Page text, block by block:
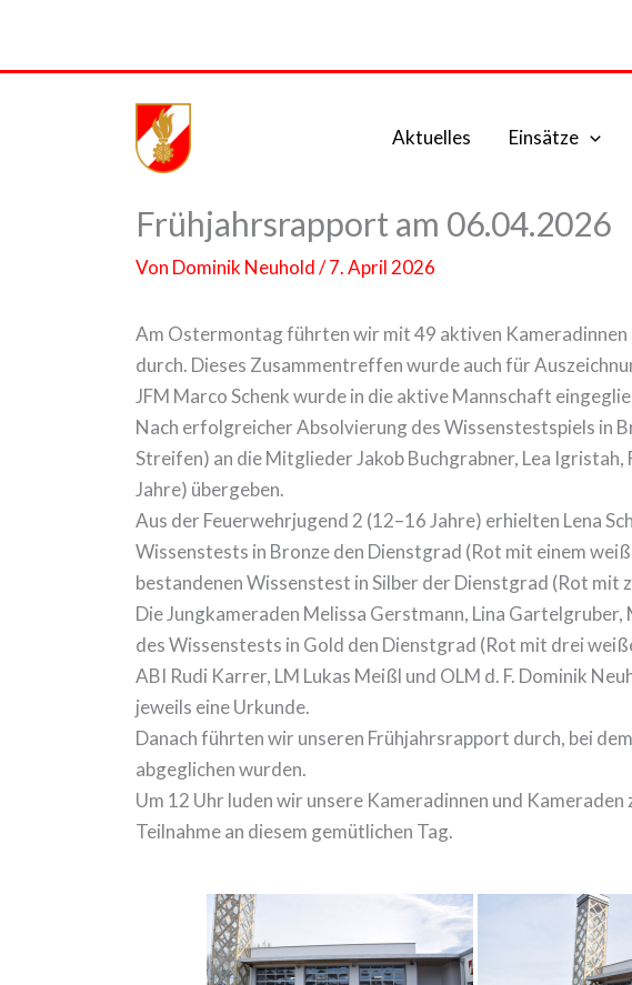
springen
Aktuelles Einsätze
Frühjahrsrapport am 06.04.2026
Von Dominik Neuhold/7. April 2026
Am Ostermontag führten wir mit 49 aktiven
durch. Dieses Zusammentreffen wurde auch für
JFM Marco Schenk wurde in die aktive Mannschaft
Nach erfolgreicher Absolvierung des Wissenstestspiels in
Streifen) an die Mitglieder Jakob Buchgrabner, Lea
Jahre) übergeben.
Aus der Feuerwehrjugend 2 (12–16 Jahre) erhielten Lena
Wissenstests in Bronze den Dienstgrad (Rot mit einem
bestandenen Wissenstest in Silber der Dienstgrad (Rot mit
Die Jungkameraden Melissa Gerstmann, Lina
des Wissenstests in Gold den Dienstgrad (Rot mit drei
ABI Rudi Karrer, LM Lukas Meißl und OLM d. F. Dominik
jeweils eine Urkunde.
Danach führten wir unseren Frühjahrsrapport durch, bei
abgeglichen wurden.
Um 12 Uhr luden wir unsere Kameradinnen und
Teilnahme an diesem gemütlichen Tag.